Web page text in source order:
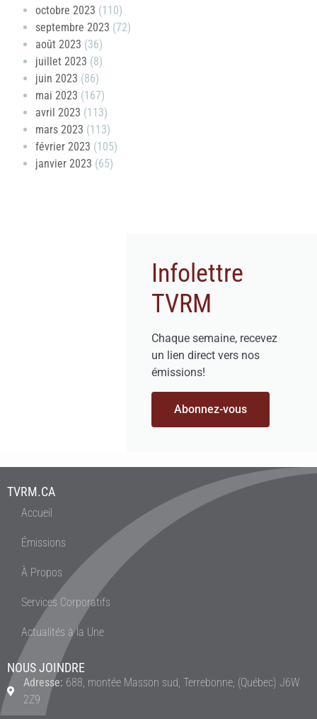
octobre 2023 (110)
septembre 2023 (72)
août 2023 (36)
juillet 2023 (8)
juin 2023 (86)
mai 2023 (167)
avril 2023 (113)
mars 2023 (113)
février 2023 (105)
janvier 2023 (65)
Infolettre
TVRM
Chaque semaine, recevez
un lien direct vers nos
émissions!
Abonnez-vous
TVRM.CA
Accueil
Émissions
À Propos
Services Corporatifs
Actualités à la Une
NOUS JOINDRE
Adresse: 688, montée Masson sud, Terrebonne, (Québec) J6W
2Z9